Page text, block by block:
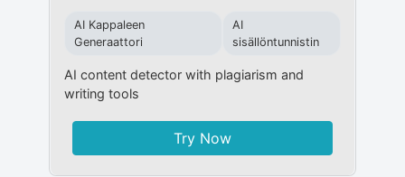
AI Kappaleen
Generaattori
AI
sisällöntunnistin
AI content detector with plagiarism and
writing tools
Try Now